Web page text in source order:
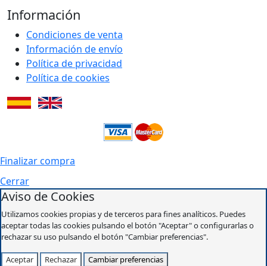
Información
Condiciones de venta
Información de envío
Política de privacidad
Política de cookies
Finalizar compra
Cerrar
Aviso de Cookies
Utilizamos cookies propias y de terceros para fines analíticos. Puedes
aceptar todas las cookies pulsando el botón "Aceptar" o configurarlas o
rechazar su uso pulsando el botón "Cambiar preferencias".
Aceptar Rechazar Cambiar preferencias